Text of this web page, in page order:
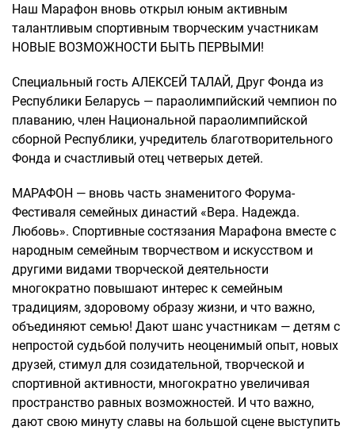
Наш Марафон вновь открыл юным активным
талантливым спортивным творческим участникам
НОВЫЕ ВОЗМОЖНОСТИ БЫТЬ ПЕРВЫМИ!
Специальный гость АЛЕКСЕЙ ТАЛАЙ, Друг Фонда из
Республики Беларусь — параолимпийский чемпион по
плаванию, член Национальной параолимпийской
сборной Республики, учредитель благотворительного
Фонда и счастливый отец четверых детей.
МАРАФОН — вновь часть знаменитого Форума-
Фестиваля семейных династий «Вера. Надежда.
Любовь». Спортивные состязания Марафона вместе с
народным семейным творчеством и искусством и
другими видами творческой деятельности
многократно повышают интерес к семейным
традициям, здоровому образу жизни, и что важно,
объединяют семью! Дают шанс участникам — детям с
непростой судьбой получить неоценимый опыт, новых
друзей, стимул для созидательной, творческой и
спортивной активности, многократно увеличивая
пространство равных возможностей. И что важно,
дают свою минуту славы на большой сцене выступить